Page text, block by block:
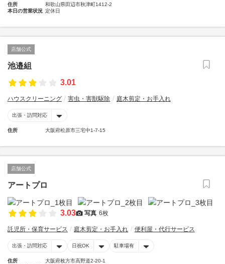
住所
和歌山県田辺市秋津町1412-2
本日の営業状況 定休日
店舗公式
池邉組
3.01
ハウスクリーニング 害虫・害獣駆除 庭木剪定・お手入れ
出張・訪問対応
住所 大阪府松原市三宅中1-7-15
店舗公式
アートプロ
3.03 写真 6枚
託児所・保育サービス 庭木剪定・お手入れ 便利屋・代行サービス
出張・訪問対応 日祝OK 駐車場有
住所
大阪府枚方市高野道2-20-1